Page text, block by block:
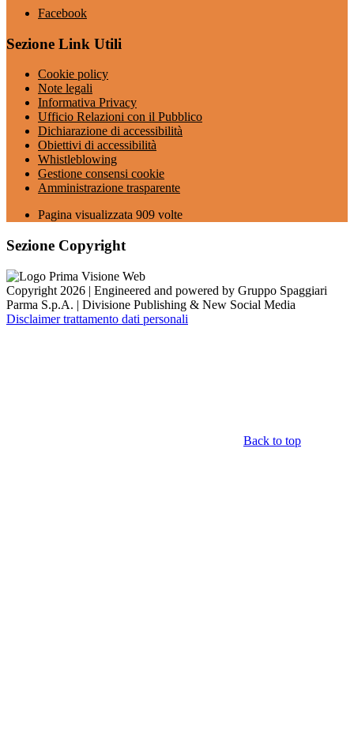
Facebook
Sezione Link Utili
Cookie policy
Note legali
Informativa Privacy
Ufficio Relazioni con il Pubblico
Dichiarazione di accessibilità
Obiettivi di accessibilità
Whistleblowing
Gestione consensi cookie
Amministrazione trasparente
Pagina visualizzata 909 volte
Sezione Copyright
Copyright 2026 | Engineered and powered by Gruppo Spaggiari
Parma S.p.A. | Divisione Publishing & New Social Media
Disclaimer trattamento dati personali
Back to top